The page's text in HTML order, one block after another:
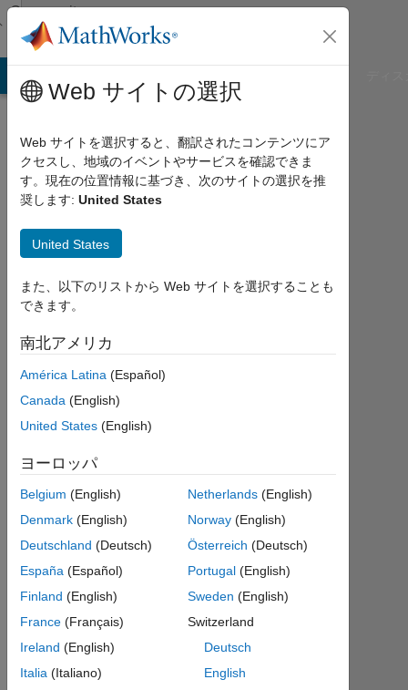
コンテンツへスキップ
Community
Profile
Archisman
Dinda
Manipal
of
Technology
2018
ら
ア
Followers:
Following:
Follow
Web サイトの選択
Web サイトを選択すると、翻訳されたコンテンツにア
クセスし、地域のイベントやサービスを確認できま
す。現在の位置情報に基づき、次のサイトの選択を推
奨します: United States
United States
また、以下のリストから Web サイトを選択することも
できます。
南北アメリカ
América Latina (Español)
Canada (English)
United States (English)
ヨーロッパ
Belgium (English)
Denmark (English)
Deutschland (Deutsch)
España (Español)
Finland (English)
France (Français)
Ireland (English)
Italia (Italiano)
Netherlands (English)
Norway (English)
Österreich (Deutsch)
Portugal (English)
Sweden (English)
Switzerland
Deutsch
English